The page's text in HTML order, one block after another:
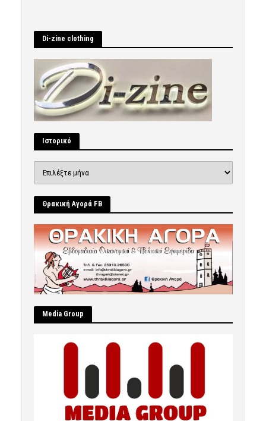
Di-zine clothing
Ιστορικό
Θρακική Αγορά FB
Μedia Group